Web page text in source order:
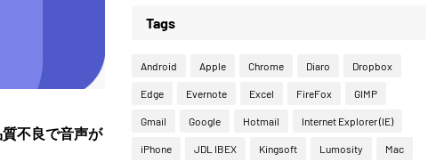
不良で音声が
Tags
Android Apple Chrome Diaro Dropbox
Edge Evernote Excel FireFox GIMP
Gmail Google Hotmail Internet Explorer (IE)
iPhone JDL IBEX Kingsoft Lumosity Mac